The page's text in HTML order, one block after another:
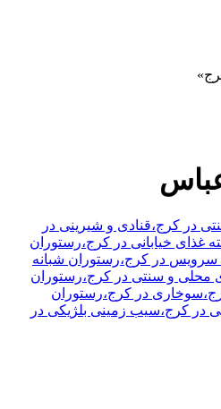
»
در کرج،قنادی و شیرینی در
غذای خیابانی در کرج،رستوران
سرویس در کرج،رستوران شبانه
محلی و سنتی در کرج،رستوران
،سوخاری در کرج،رستوران
در کرج،سیب زمینی بلژیکی در